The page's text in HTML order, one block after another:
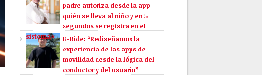
padre autoriza desde la app
quién se lleva al niño y en 5
segundos se registra en el
sistema»
B-Ride: “Rediseñamos la
experiencia de las apps de
movilidad desde la lógica del
conductor y del usuario”